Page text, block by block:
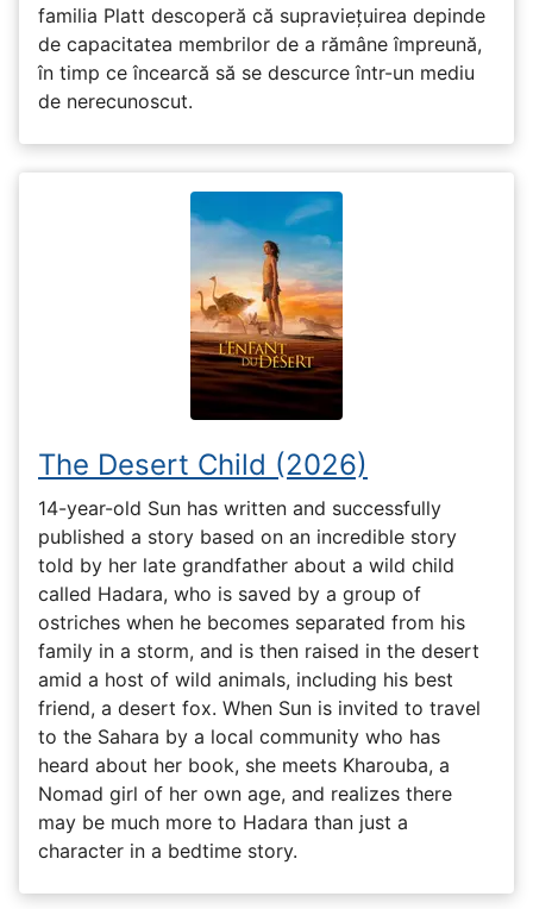
familia Platt descoperă că supraviețuirea depinde
de capacitatea membrilor de a rămâne împreună,
în timp ce încearcă să se descurce într-un mediu
de nerecunoscut.
The Desert Child (2026)
14-year-old Sun has written and successfully
published a story based on an incredible story
told by her late grandfather about a wild child
called Hadara, who is saved by a group of
ostriches when he becomes separated from his
family in a storm, and is then raised in the desert
amid a host of wild animals, including his best
friend, a desert fox. When Sun is invited to travel
to the Sahara by a local community who has
heard about her book, she meets Kharouba, a
Nomad girl of her own age, and realizes there
may be much more to Hadara than just a
character in a bedtime story.